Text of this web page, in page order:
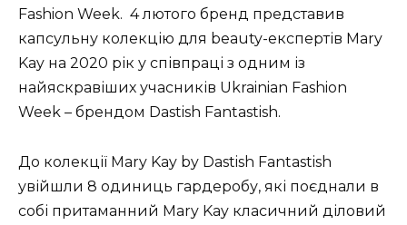
Fashion Week. 4 лютого бренд представив
капсульну колекцію для beauty-експертів Mary
Kay на 2020 рік у співпраці з одним із
найяскравіших учасників Ukrainian Fashion
Week – брендом Dastish Fantastish.
До колекції Mary Kay by Dastish Fantastish
увійшли 8 одиниць гардеробу, які поєднали в
собі притаманний Mary Kay класичний діловий